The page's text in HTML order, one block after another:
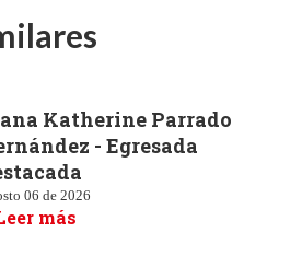
Katherine Parrado
- Egresada
06 de 2026
más